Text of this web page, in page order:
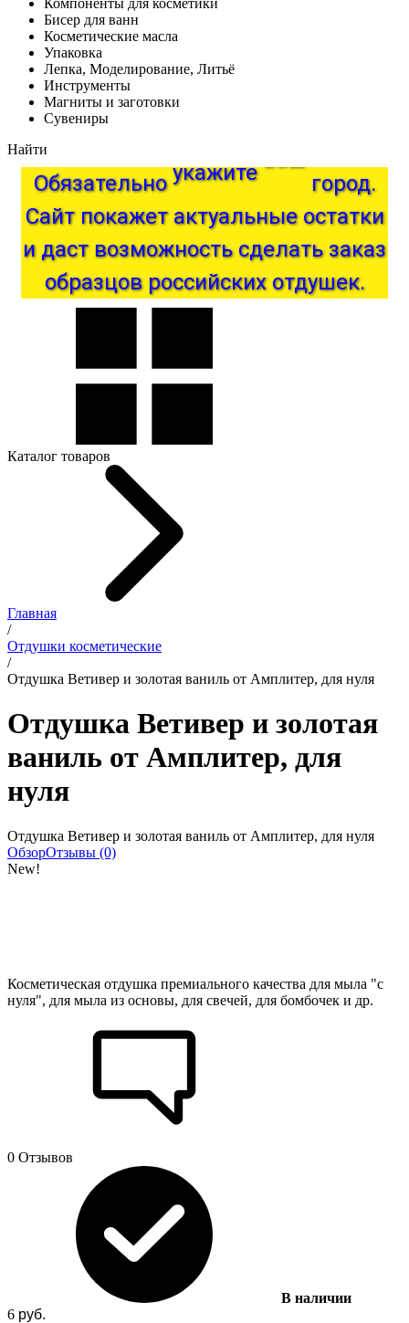
Компоненты для косметики
Бисер для ванн
Косметические масла
Упаковка
Лепка, Моделирование, Литьё
Инструменты
Магниты и заготовки
Сувениры
Найти
Обязательно укажите
город.
Сайт покажет
актуальные
остатки
и даст возможность сделать заказ
образцов российских отдушек.
Каталог товаров
Главная
/
Отдушки косметические
/
Отдушка Ветивер и золотая ваниль от Амплитер, для нуля
Отдушка Ветивер и золотая
ваниль от Амплитер, для
нуля
Отдушка Ветивер и золотая ваниль от Амплитер, для нуля
ОбзорОтзывы (0)
New!
Косметическая отдушка премиального качества для мыла "с
нуля", для мыла из основы, для свечей, для бомбочек и др.
0 Отзывов
В наличии
6 руб.